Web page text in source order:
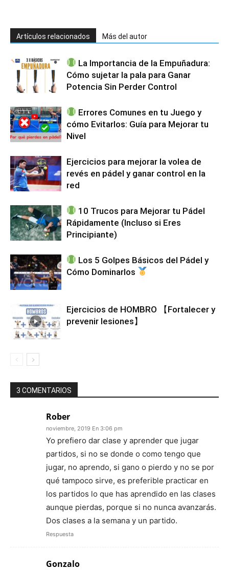
Artículos relacionados Más del autor
La Importancia de la Empuñadura:
Cómo sujetar la pala para Ganar
Potencia Sin Perder Control
Errores Comunes en tu Juego y
cómo Evitarlos: Guía para Mejorar tu
Nivel
Ejercicios para mejorar la volea de
revés en pádel y ganar control en la
red
10 Trucos para Mejorar tu Pádel
Rápidamente (Incluso si Eres
Principiante)
Los 5 Golpes Básicos del Pádel y
Cómo Dominarlos
Ejercicios de HOMBRO 【Fortalecer y
prevenir lesiones】
3 COMENTARIOS
Rober
noviembre, 2019 En 3:06 pm
Yo prefiero dar clase y aprender que jugar
partidos, si no se donde o como tengo que
jugar, no aprendo, si gano o pierdo y no se por
qué tampoco sirve, es preferible practicar en
los partidos lo que has aprendido en las clases
aunque pierdas, porque si no nunca avanzarás.
Dos clases a la semana y un partido.
Respuesta
Gonzalo